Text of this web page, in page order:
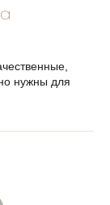
нужны для